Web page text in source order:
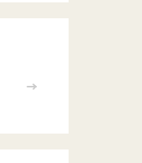
>>